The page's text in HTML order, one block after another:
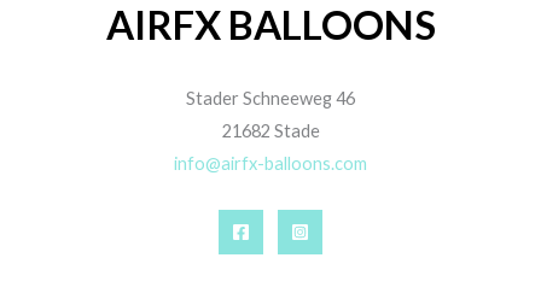
AIRFX BALLOONS
Stader Schneeweg 46
21682 Stade
info@airfx-balloons.com